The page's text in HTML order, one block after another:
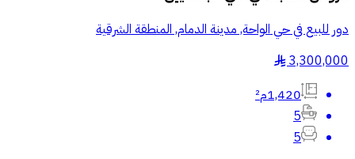
دور للبيع في حي الواحة, مدينة الدمام, المنطقة الشرقية
3,300,000
§
1,420م²
5
5